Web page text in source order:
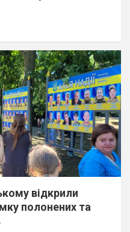
відкрили
полонених та